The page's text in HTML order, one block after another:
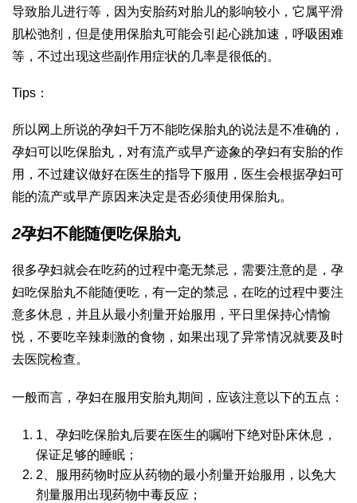
导致胎儿进行等，因为安胎药对胎儿的影响较小，它属平滑
肌松弛剂，但是使用保胎丸可能会引起心跳加速，呼吸困难
等，不过出现这些副作用症状的几率是很低的。
Tips：
所以网上所说的孕妇千万不能吃保胎丸的说法是不准确的，
孕妇可以吃保胎丸，对有流产或早产迹象的孕妇有安胎的作
用，不过建议做好在医生的指导下服用，医生会根据孕妇可
能的流产或早产原因来决定是否必须使用保胎丸。
2孕妇不能随便吃保胎丸
很多孕妇就会在吃药的过程中毫无禁忌，需要注意的是，孕
妇吃保胎丸不能随便吃，有一定的禁忌，在吃的过程中要注
意多休息，并且从最小剂量开始服用，平日里保持心情愉
悦，不要吃辛辣刺激的食物，如果出现了异常情况就要及时
去医院检查。
一般而言，孕妇在服用安胎丸期间，应该注意以下的五点：
1、孕妇吃保胎丸后要在医生的嘱咐下绝对卧床休息，
保证足够的睡眠；
2、服用药物时应从药物的最小剂量开始服用，以免大
剂量服用出现药物中毒反应；